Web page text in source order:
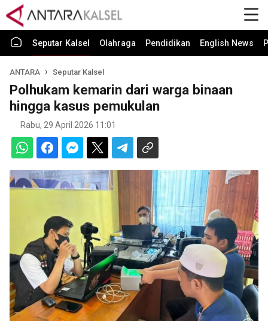
Seputar Kalsel Olahraga Pendidikan English News
ANTARA Seputar Kalsel
Polhukam kemarin dari warga binaan
hingga kasus pemukulan
Rabu, 29 April 2026 11:01